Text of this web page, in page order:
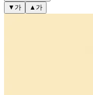
▼ 가 ▲ 가